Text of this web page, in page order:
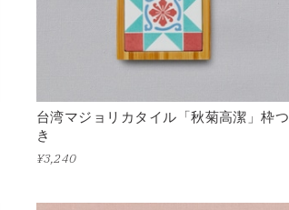
台湾マジョリカタイル「秋菊高潔」枠つ
き
¥3,240